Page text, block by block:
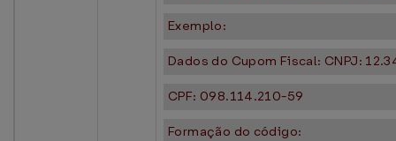
Exemplo:
Dados do Cupom Fiscal: CNPJ:
CPF: 098.114.210-59
Formação do código: